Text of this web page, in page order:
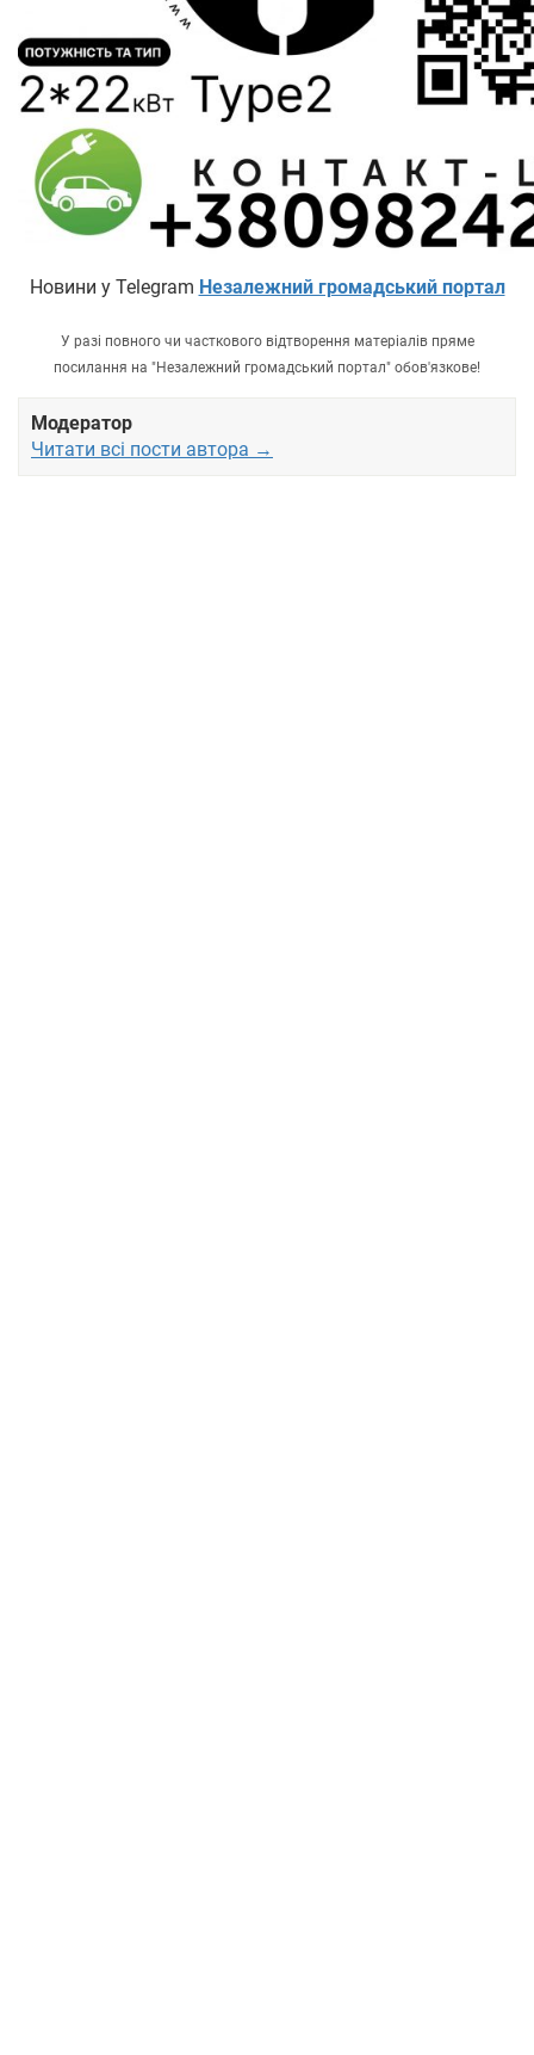
Новини у Telegram Незалежний громадський портал
У разі повного чи часткового відтворення матеріалів пряме
посилання на "Незалежний громадський портал" обов'язкове!
Модератор
Читати всі пости автора →